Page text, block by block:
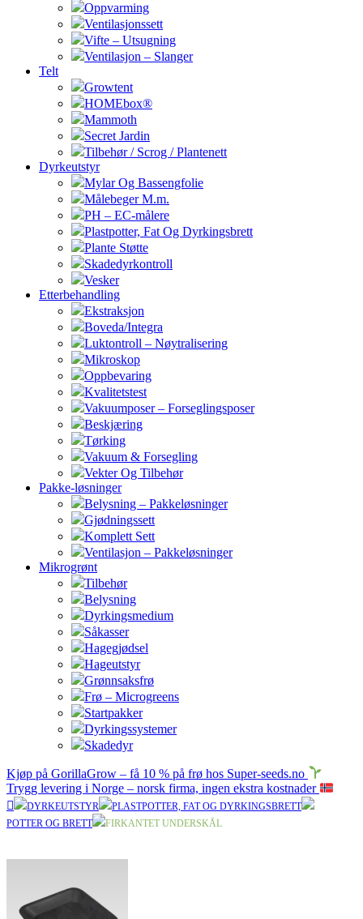
Oppvarming
Ventilasjonssett
Vifte – Utsugning
Ventilasjon – Slanger
Telt
Growtent
HOMEbox®
Mammoth
Secret Jardin
Tilbehør / Scrog / Plantenett
Dyrkeutstyr
Mylar Og Bassengfolie
Målebeger M.m.
PH – EC-målere
Plastpotter, Fat Og Dyrkingsbrett
Plante Støtte
Skadedyrkontroll
Vesker
Etterbehandling
Ekstraksjon
Boveda/Integra
Luktontroll – Nøytralisering
Mikroskop
Oppbevaring
Kvalitetstest
Vakuumposer – Forseglingsposer
Beskjæring
Tørking
Vakuum & Forsegling
Vekter Og Tilbehør
Pakke-løsninger
Belysning – Pakkeløsninger
Gjødningssett
Komplett Sett
Ventilasjon – Pakkeløsninger
Mikrogrønt
Tilbehør
Belysning
Dyrkingsmedium
Såkasser
Hagegjødsel
Hageutstyr
Grønnsaksfrø
Frø – Microgreens
Startpakker
Dyrkingssystemer
Skadedyr
Kjøp på GorillaGrow – få 10 % på frø hos Super-seeds.no
Trygg levering i Norge – norsk firma, ingen ekstra kostnader
DYRKEUTSTYR
PLASTPOTTER, FAT OG DYRKINGSBRETT
POTTER OG BRETT
FIRKANTET UNDERSKÅL